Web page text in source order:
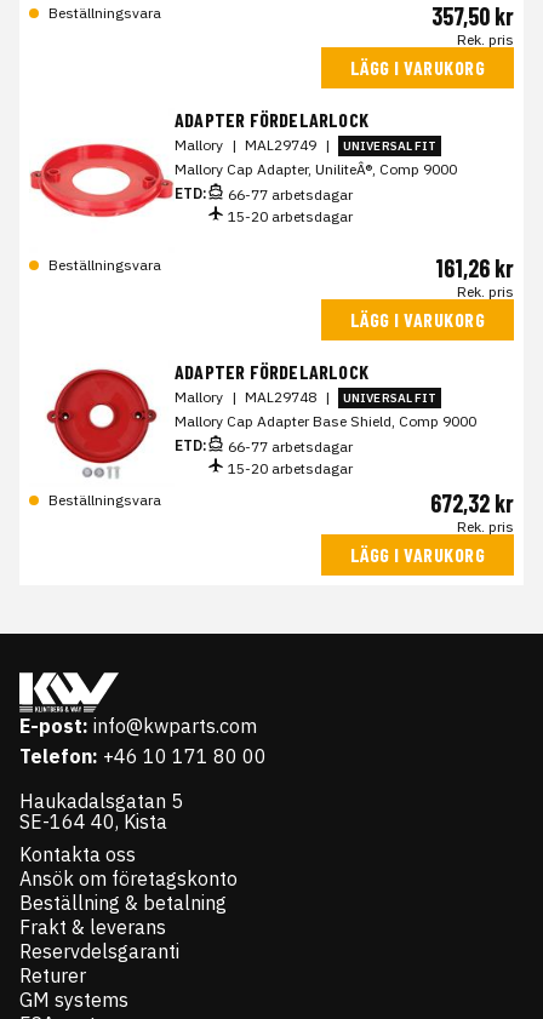
Beställningsvara
357,50 kr
Rek. pris
LÄGG I VARUKORG
ADAPTER FÖRDELARLOCK
Mallory | MAL29749 | UNIVERSAL FIT
Mallory Cap Adapter, UniliteÂ®, Comp 9000
ETD:
66-77 arbetsdagar
15-20 arbetsdagar
Beställningsvara 161,26 kr
Rek. pris
LÄGG I VARUKORG
ADAPTER FÖRDELARLOCK
Mallory | MAL29748 | UNIVERSAL FIT
Mallory Cap Adapter Base Shield, Comp 9000
ETD:
66-77 arbetsdagar
15-20 arbetsdagar
Beställningsvara
672,32 kr
Rek. pris
LÄGG I VARUKORG
E-post: info@kwparts.com
Telefon: +46 10 171 80 00
Haukadalsgatan 5
SE-164 40, Kista
Kontakta oss
Ansök om företagskonto
Beställning & betalning
Frakt & leverans
Reservdelsgaranti
Returer
GM systems